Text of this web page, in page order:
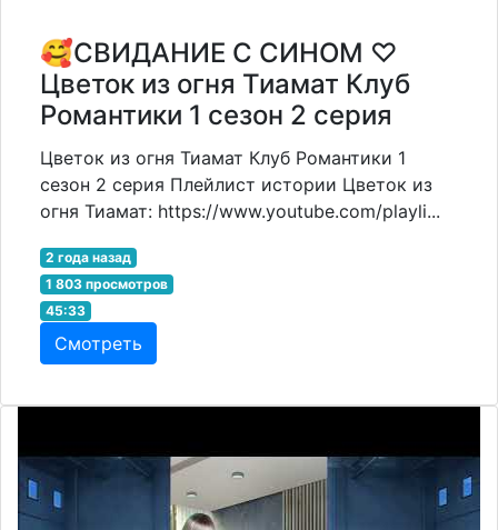
🥰СВИДАНИЕ С СИНОМ ♡
Цветок из огня Тиамат Клуб
Романтики 1 сезон 2 серия
Цветок из огня Тиамат Клуб Романтики 1
сезон 2 серия Плейлист истории Цветок из
огня Тиамат: https://www.youtube.com/playli...
2 года назад
1 803 просмотров
45:33
Смотреть